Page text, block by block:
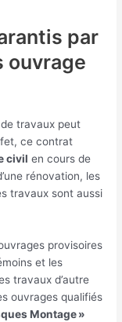
par
ouvrage
travaux peut
ce contrat
civil en cours de
rénovation, les
travaux sont aussi
provisoires
et les
travaux d’autre
ouvrages qualifiés
Montage »